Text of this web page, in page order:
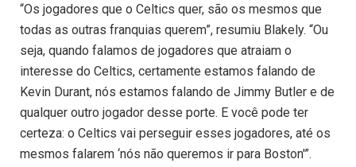
“Os jogadores que o Celtics quer, são os mesmos que
todas as outras franquias querem”, resumiu Blakely. “Ou
seja, quando falamos de jogadores que atraiam o
interesse do Celtics, certamente estamos falando de
Kevin Durant, nós estamos falando de Jimmy Butler e de
qualquer outro jogador desse porte. E você pode ter
certeza: o Celtics vai perseguir esses jogadores, até os
mesmos falarem ‘nós não queremos ir para Boston'”.